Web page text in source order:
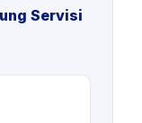
Servisi